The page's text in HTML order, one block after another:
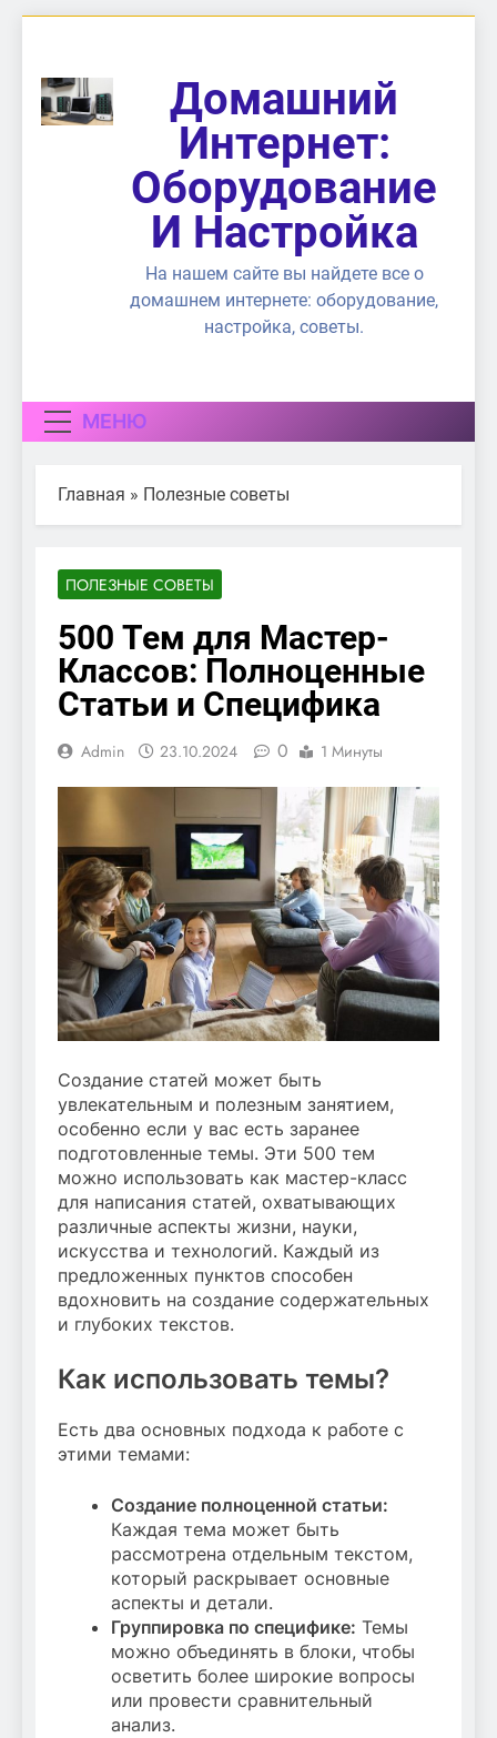
содержимому
Домашний
Интернет:
Оборудование
И Настройка
На нашем сайте вы найдете все о
домашнем интернете: оборудование,
настройка, советы.
МЕНЮ
Главная » Полезные советы
ПОЛЕЗНЫЕ СОВЕТЫ
500 Тем для Мастер-
Классов: Полноценные
Статьи и Специфика
Admin 23.10.2024 0 1 Минуты
Создание статей может быть
увлекательным и полезным занятием,
особенно если у вас есть заранее
подготовленные темы. Эти 500 тем
можно использовать как мастер-класс
для написания статей, охватывающих
различные аспекты жизни, науки,
искусства и технологий. Каждый из
предложенных пунктов способен
вдохновить на создание содержательных
и глубоких текстов.
Как использовать темы?
Есть два основных подхода к работе с
этими темами:
Создание полноценной статьи:
Каждая тема может быть
рассмотрена отдельным текстом,
который раскрывает основные
аспекты и детали.
Группировка по специфике: Темы
можно объединять в блоки, чтобы
осветить более широкие вопросы
или провести сравнительный
анализ.